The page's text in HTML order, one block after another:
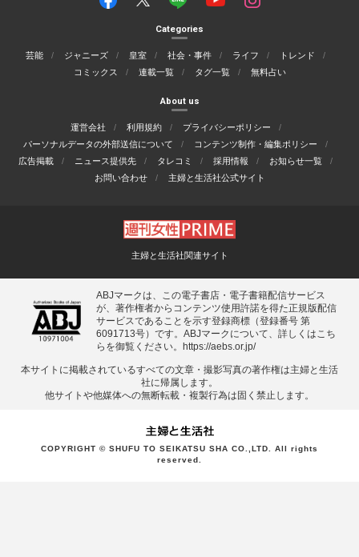
Categories
芸能 ジャニーズ 皇室 社会・事件 ライフ
トレンド
コミックス
連載一覧 タグ一覧 無料占い
About us
運営会社 利用規約
プライバシーポリシー
パーソナルデータの外部送信について
コンテンツ制作・編集ポリシー
広告掲載
ニュース提供先 タレコミ 採用情報
お知らせ一覧
お問い合わせ
主婦と生活社公式サイト
主婦と生活社関連サイト
ABJマークは、この電子書店・電子書籍配信サービス
が、著作権者からコンテンツ使用許諾を得た正規版配信
サービスであることを示す登録商標（登録番号 第
6091713号）です。ABJマークについて、詳しくはこち
らを御覧ください。
https://aebs.or.jp/
本サイトに掲載されているすべての⽂章・撮影写真の著作権は主婦と⽣活
社に帰属します。
他サイトや他媒体への無断転載・複製⾏為は固く禁⽌します。
COPYRIGHT © SHUFU TO SEIKATSU SHA CO.,LTD. All rights
reserved.